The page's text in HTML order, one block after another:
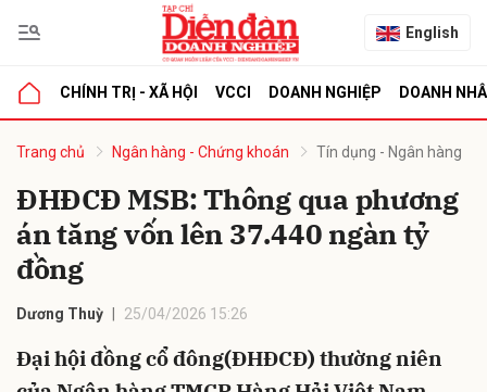
English
CHÍNH TRỊ - XÃ HỘI VCCI DOANH NGHIỆP DOANH
Trang chủ Ngân hàng - Chứng khoán Tín dụng - Ngân hàng
ĐHĐCĐ MSB: Thông qua phương
án tăng vốn lên 37.440 ngàn tỷ
đồng
Dương Thuỳ 25/04/2026 15:26
Đại hội đồng cổ đông(ĐHĐCĐ) thường niên
luận
Hủy